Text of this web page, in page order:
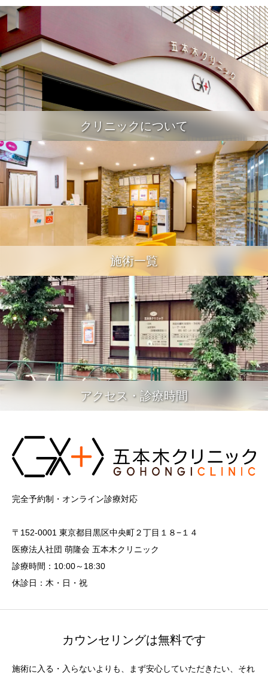
クリニックについて
施術一覧
アクセス・診療時間
完全予約制・オンライン診療対応
〒152-0001 東京都目黒区中央町２丁目１８−１４
医療法人社団 萌隆会 五本木クリニック
診療時間：10:00～18:30
休診日：木・日・祝
カウンセリングは無料です
施術に入る・入らないよりも、まず安心していただきたい、それ